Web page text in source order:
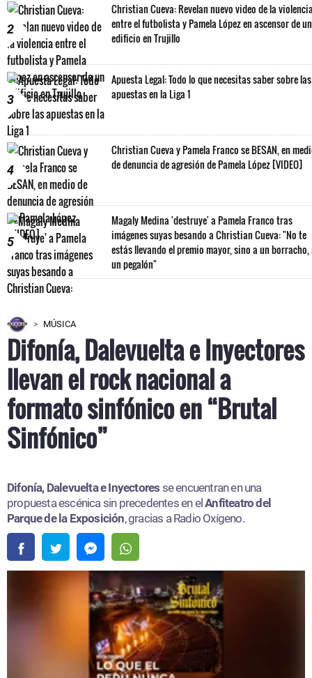
2
Christian Cueva: Revelan nuevo video de la
entre el futbolista y Pamela López en ascensor de un
edificio en Trujillo
3
Apuesta Legal: Todo lo que necesitas saber sobre las
apuestas en la Liga 1
4
Christian Cueva y Pamela Franco se BESAN, en
de denuncia de agresión de Pamela López [VIDEO]
5
Magaly Medina 'destruye' a Pamela Franco tras
imágenes suyas besando a Christian Cueva: "No te
estás llevando el premio mayor, sino a un borracho,
un pegalón"
MÚSICA
Difonía, Dalevuelta e Inyectores
llevan el rock nacional a
formato sinfónico en “Brutal
Sinfónico”
Difonía, Dalevuelta e Inyectores se encuentran en una
propuesta escénica sin precedentes en elAnfiteatro del
Parque de la Exposición, gracias a Radio Oxígeno.